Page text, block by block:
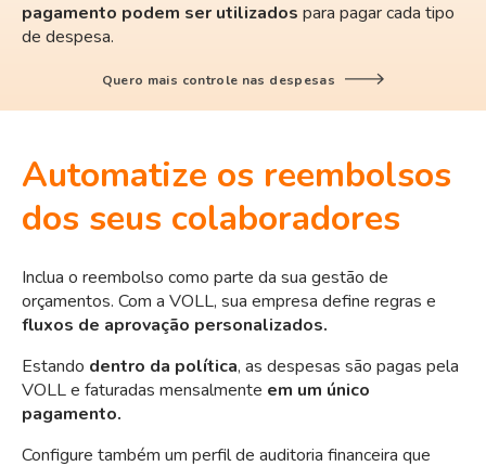
pagamento podem ser utilizados para pagar cada tipo
de despesa.
Quero mais controle nas despesas
Automatize os reembolsos
dos seus colaboradores
Inclua o reembolso como parte da sua gestão de
orçamentos. Com a VOLL, sua empresa define regras e
fluxos de aprovação personalizados.
Estando dentro da política, as despesas são pagas pela
VOLL e faturadas mensalmente em um único
pagamento.
Configure também um perfil de auditoria financeira que